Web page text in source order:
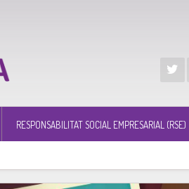
RESPONSABILITAT SOCIAL EMPRESARIAL (RSE)